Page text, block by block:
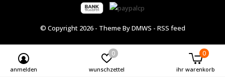
© Copyright 2026- Theme ByDMWS - RSS feed
anmelden wunschzettel
0
ihr warenkorb
0